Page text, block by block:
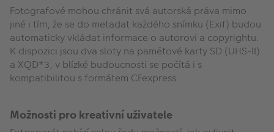
Fotografové mohou chránit svá autorská práva mimo
jiné i tím, že se do metadat každého snímku (Exif) budou
automaticky vkládat informace o autorovi a copyrightu.
K dispozici jsou dva sloty na paměťové karty SD (UHS-II)
a XQD*3, v blízké budoucnosti se počítá i s
kompatibilitou s formátem CFexpress.
Možnosti pro kreativní uživatele